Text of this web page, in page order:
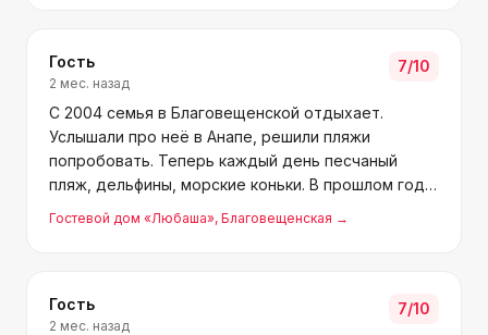
Гость
2 мес. назад
7/10
С 2004 семья в Благовещенской отдыхает.
Услышали про неё в Анапе, решили пляжи
попробовать. Теперь каждый день песчаный
пляж, дельфины, морские коньки. В прошлом году
опять в Благовещенскую, уже 9 лет в «Любаше»
Гостевой дом «Любаша», Благовещенская →
Гость
2 мес. назад
7/10